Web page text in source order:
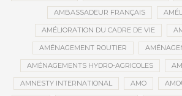
AMBASSADEUR FRANÇAIS
AMÉLIORATION DU CADRE DE VIE
AMÉNAGEMENT ROUTIER
AMÉNAGEMENTS HYDRO-AGRICOLES
AMNESTY INTERNATIONAL AMO